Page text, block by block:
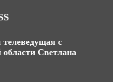
телеведущая с
области Светлана